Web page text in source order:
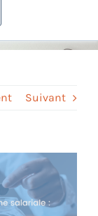
salariale : ce
Suivant